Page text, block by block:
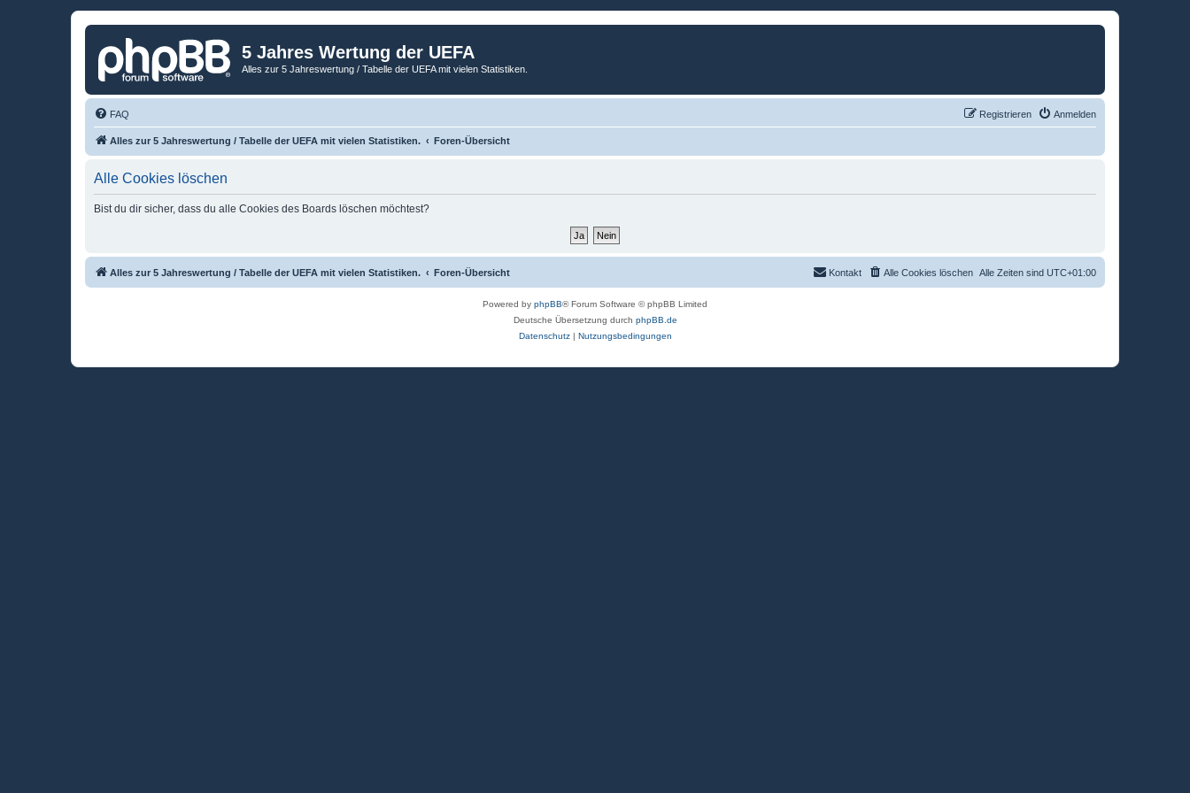
5 Jahres Wertung der UEFA
Alles zur 5 Jahreswertung / Tabelle der UEFA mit vielen Statistiken.
FAQ Anmelden
Registrieren
Alles zur 5 Jahreswertung / Tabelle der UEFA mit vielen Statistiken. Foren-Übersicht
Alle Cookies löschen
Bist du dir sicher, dass du alle Cookies des Boards löschen möchtest?
Alles zur 5 Jahreswertung / Tabelle der UEFA mit vielen Statistiken. Foren-Übersicht Alle Zeiten sind UTC+01:00
Alle Cookies löschen
Kontakt
Powered by phpBB® Forum Software © phpBB Limited
Deutsche Übersetzung durch phpBB.de
Datenschutz| Nutzungsbedingungen